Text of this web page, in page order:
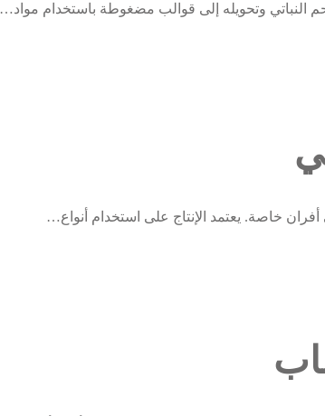
وتحويله إلى قوالب مضغوطة باستخدام مواد…
خاصة. يعتمد الإنتاج على استخدام أنواع…